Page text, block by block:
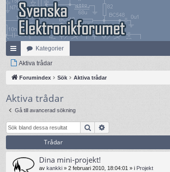
na
bb
lä
nk
ar
Kategorier
Aktiva trådar
Forumindex Sök Aktiva trådar
Aktiva trådar
Gå till avancerad sökning
Sök
Trådar
Dina mini-projekt!
av kankki » 2 februari 2010, 18:04:01 » i Projekt